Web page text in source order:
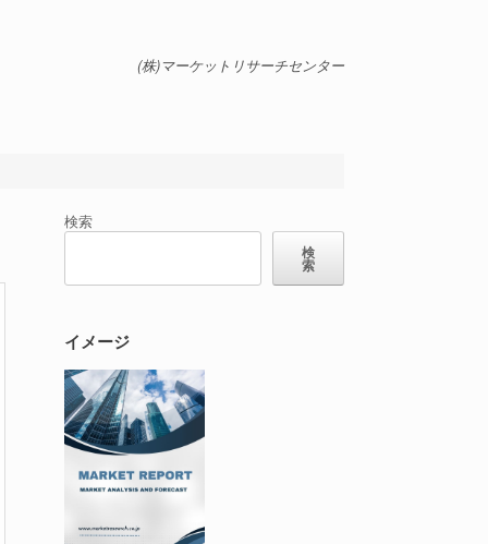
(株)マーケットリサーチセンター
検索
検
索
イメージ